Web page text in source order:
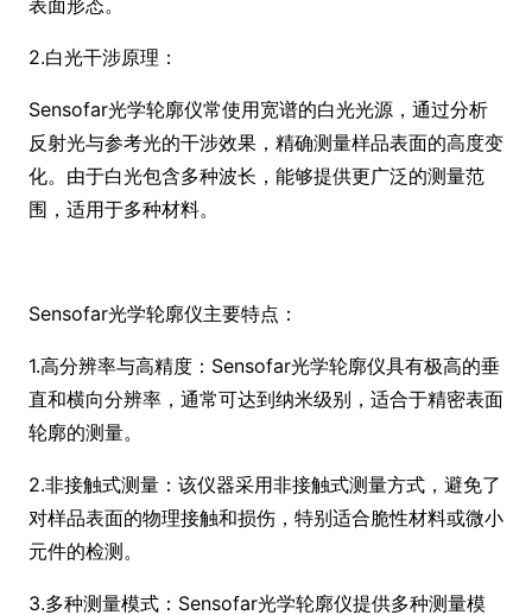
表面形态。
2.白光干涉原理：
Sensofar光学轮廓仪常使用宽谱的白光光源，通过分析
反射光与参考光的干涉效果，精确测量样品表面的高度变
化。由于白光包含多种波长，能够提供更广泛的测量范
围，适用于多种材料。
Sensofar光学轮廓仪主要特点：
1.高分辨率与高精度：Sensofar光学轮廓仪具有极高的垂
直和横向分辨率，通常可达到纳米级别，适合于精密表面
轮廓的测量。
2.非接触式测量：该仪器采用非接触式测量方式，避免了
对样品表面的物理接触和损伤，特别适合脆性材料或微小
元件的检测。
3.多种测量模式：Sensofar光学轮廓仪提供多种测量模